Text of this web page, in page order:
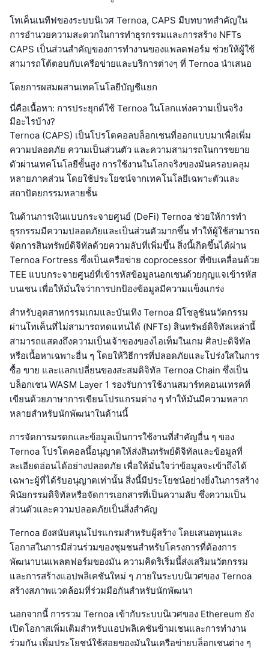
โทเค็นเนทีฟของระบบนิเวศ Ternoa, CAPS มีบทบาทสำคัญใน
การอำนวยความสะดวกในการทำธุรกรรมและการสร้าง NFTs
CAPS เป็นส่วนสำคัญของการทำงานของแพลตฟอร์ม ช่วยให้ผู้ใช้
สามารถโต้ตอบกับเครือข่ายและบริการต่างๆ ที่ Ternoa นำเสนอ
โดยการผสมผสานเทคโนโลยีบัญชีแยก
นี่คือเนื้อหา: การประยุกต์ใช้ Ternoa ในโลกแห่งความเป็นจริง
มีอะไรบ้าง?
Ternoa (CAPS) เป็นโปรโตคอลบล็อกเชนที่ออกแบบมาเพื่อเพิ่ม
ความปลอดภัย ความเป็นส่วนตัว และความสามารถในการขยาย
ตัวผ่านเทคโนโลยีขั้นสูง การใช้งานในโลกจริงของมันครอบคลุม
หลายภาคส่วน โดยใช้ประโยชน์จากเทคโนโลยีเฉพาะตัวและ
สถาปัตยกรรมหลายชั้น
ในด้านการเงินแบบกระจายศูนย์ (DeFi) Ternoa ช่วยให้การทำ
ธุรกรรมมีความปลอดภัยและเป็นส่วนตัวมากขึ้น ทำให้ผู้ใช้สามารถ
จัดการสินทรัพย์ดิจิทัลด้วยความลับที่เพิ่มขึ้น สิ่งนี้เกิดขึ้นได้ผ่าน
Ternoa Fortress ซึ่งเป็นเครือข่าย coprocessor ที่ขับเคลื่อนด้วย
TEE แบบกระจายศูนย์ที่เข้ารหัสข้อมูลนอกเชนด้วยกุญแจเข้ารหัส
บนเชน เพื่อให้มั่นใจว่าการปกป้องข้อมูลมีความแข็งแกร่ง
สำหรับอุตสาหกรรมเกมและบันเทิง Ternoa มีโซลูชันนวัตกรรม
ผ่านโทเค็นที่ไม่สามารถทดแทนได้ (NFTs) สินทรัพย์ดิจิทัลเหล่านี้
สามารถแสดงถึงความเป็นเจ้าของของไอเท็มในเกม ศิลปะดิจิทัล
หรือเนื้อหาเฉพาะอื่น ๆ โดยให้วิธีการที่ปลอดภัยและโปร่งใสในการ
ซื้อ ขาย และแลกเปลี่ยนของสะสมดิจิทัล Ternoa Chain ซึ่งเป็น
บล็อกเชน WASM Layer 1 รองรับการใช้งานสมาร์ทคอนแทรคที่
เขียนด้วยภาษาการเขียนโปรแกรมต่าง ๆ ทำให้มันมีความหลาก
หลายสำหรับนักพัฒนาในด้านนี้
การจัดการมรดกและข้อมูลเป็นการใช้งานที่สำคัญอื่น ๆ ของ
Ternoa โปรโตคอลนี้อนุญาตให้ส่งสินทรัพย์ดิจิทัลและข้อมูลที่
ละเอียดอ่อนได้อย่างปลอดภัย เพื่อให้มั่นใจว่าข้อมูลจะเข้าถึงได้
เฉพาะผู้ที่ได้รับอนุญาตเท่านั้น สิ่งนี้มีประโยชน์อย่างยิ่งในการสร้าง
พินัยกรรมดิจิทัลหรือจัดการเอกสารที่เป็นความลับ ซึ่งความเป็น
ส่วนตัวและความปลอดภัยเป็นสิ่งสำคัญ
Ternoa ยังสนับสนุนโปรแกรมสำหรับผู้สร้าง โดยเสนอทุนและ
โอกาสในการมีส่วนร่วมของชุมชนสำหรับโครงการที่ต้องการ
พัฒนาบนแพลตฟอร์มของมัน ความคิดริเริ่มนี้ส่งเสริมนวัตกรรม
และการสร้างแอปพลิเคชันใหม่ ๆ ภายในระบบนิเวศของ Ternoa
สร้างสภาพแวดล้อมที่ร่วมมือกันสำหรับนักพัฒนา
นอกจากนี้ การรวม Ternoa เข้ากับระบบนิเวศของ Ethereum ยัง
เปิดโอกาสเพิ่มเติมสำหรับแอปพลิเคชันข้ามเชนและการทำงาน
ร่วมกัน เพิ่มประโยชน์ใช้สอยของมันในเครือข่ายบล็อกเชนต่าง ๆ